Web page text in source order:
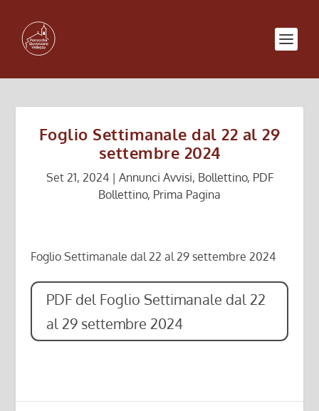
Foglio Settimanale dal 22 al 29
settembre 2024
Set 21, 2024| Annunci Avvisi, Bollettino, PDF
Bollettino, Prima Pagina
Foglio Settimanale dal 22 al 29 settembre 2024
PDF del Foglio Settimanale dal 22
al 29 settembre 2024